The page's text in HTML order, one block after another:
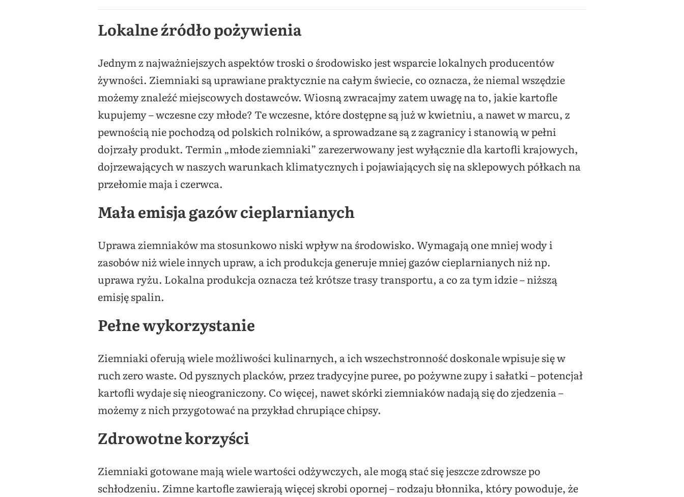
Lokalne źródło pożywienia
Jednym z najważniejszych aspektów troski o środowisko jest wsparcie lokalnych producentów
żywności. Ziemniaki są uprawiane praktycznie na całym świecie, co oznacza, że niemal wszędzie
możemy znaleźć miejscowych dostawców. Wiosną zwracajmy zatem uwagę na to, jakie kartofle
kupujemy – wczesne czy młode? Te wczesne, które dostępne są już w kwietniu, a nawet w marcu, z
pewnością nie pochodzą od polskich rolników, a sprowadzane są z zagranicy i stanowią w pełni
dojrzały produkt. Termin „młode ziemniaki” zarezerwowany jest wyłącznie dla kartofli krajowych,
dojrzewających w naszych warunkach klimatycznych i pojawiających się na sklepowych półkach na
przełomie maja i czerwca.
Mała emisja gazów cieplarnianych
Uprawa ziemniaków ma stosunkowo niski wpływ na środowisko. Wymagają one mniej wody i
zasobów niż wiele innych upraw, a ich produkcja generuje mniej gazów cieplarnianych niż np.
uprawa ryżu. Lokalna produkcja oznacza też krótsze trasy transportu, a co za tym idzie – niższą
emisję spalin.
Pełne wykorzystanie
Ziemniaki oferują wiele możliwości kulinarnych, a ich wszechstronność doskonale wpisuje się w
ruch zero waste. Od pysznych placków, przez tradycyjne puree, po pożywne zupy i sałatki – potencjał
kartofli wydaje się nieograniczony. Co więcej, nawet skórki ziemniaków nadają się do zjedzenia –
możemy z nich przygotować na przykład chrupiące chipsy.
Zdrowotne korzyści
Ziemniaki gotowane mają wiele wartości odżywczych, ale mogą stać się jeszcze zdrowsze po
schłodzeniu. Zimne kartofle zawierają więcej skrobi opornej – rodzaju błonnika, który powoduje, że